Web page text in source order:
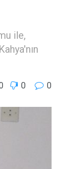
ile,
0 0